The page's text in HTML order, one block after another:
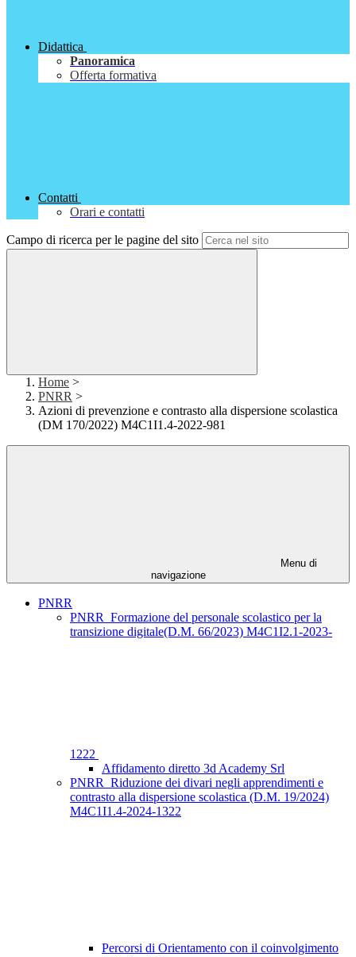
Didattica
Panoramica
Offerta formativa
Contatti
Orari e contatti
Campo di ricerca per le pagine del sito
Home >
PNRR >
Azioni di prevenzione e contrasto alla dispersione scolastica
(DM 170/2022) M4C1I1.4-2022-981
Menu di
navigazione
PNRR
PNRR_Formazione del personale scolastico per la
transizione digitale(D.M. 66/2023) M4C1I2.1-2023-
1222
Affidamento diretto 3d Academy Srl
PNRR_Riduzione dei divari negli apprendimenti e
contrasto alla dispersione scolastica (D.M. 19/2024)
M4C1I1.4-2024-1322
Percorsi di Orientamento con il coinvolgimento